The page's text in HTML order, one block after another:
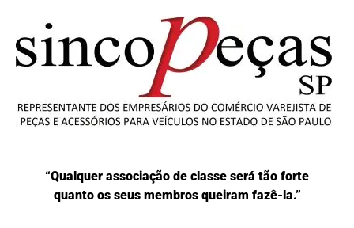
“Qualquer associação de classe será tão forte
quanto os seus membros queiram fazê-la.”